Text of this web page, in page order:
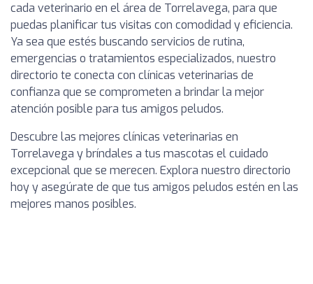
cada veterinario en el área de Torrelavega, para que
puedas planificar tus visitas con comodidad y eficiencia.
Ya sea que estés buscando servicios de rutina,
emergencias o tratamientos especializados, nuestro
directorio te conecta con clínicas veterinarias de
confianza que se comprometen a brindar la mejor
atención posible para tus amigos peludos.
Descubre las mejores clínicas veterinarias en
Torrelavega y bríndales a tus mascotas el cuidado
excepcional que se merecen. Explora nuestro directorio
hoy y asegúrate de que tus amigos peludos estén en las
mejores manos posibles.